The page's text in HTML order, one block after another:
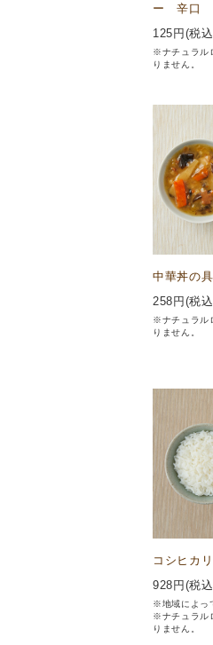
ー 辛口
125 円(税
※ナチュラル
りません。
中華丼の具
258 円(税
※ナチュラル
りません。
コシヒカ
928 円(税
※地域によっ
※ナチュラル
りません。